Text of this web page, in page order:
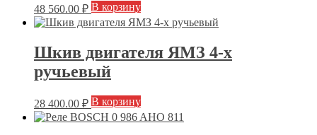
48 560.00 ₽ В корзину
Шкив двигателя ЯМЗ 4-х
ручьевый
28 400.00 ₽ В корзину